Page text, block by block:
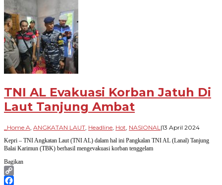
TNI AL Evakuasi Korban Jatuh Di
Laut Tanjung Ambat
_Home A, ANGKATAN LAUT, Headline, Hot, NASIONAL|13 April 2024oleh
Bangsa
Kepri – TNI Angkatan Laut (TNI AL) dalam hal ini Pangkalan TNI AL (Lanal) Tanjung
Balai Karimun (TBK) berhasil mengevakuasi korban tenggelam
Bagikan
Copy